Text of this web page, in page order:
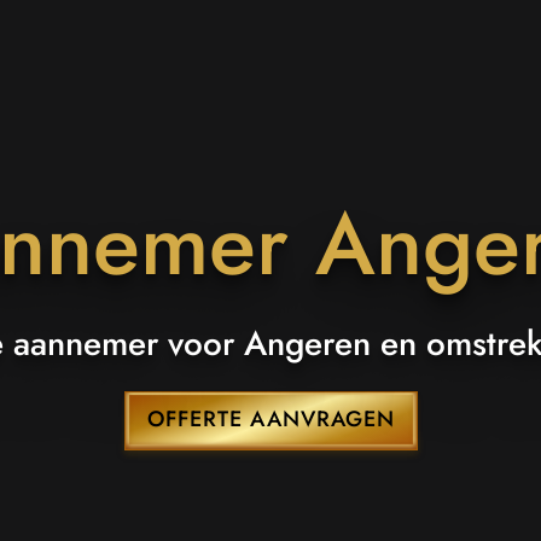
aannemer voor Angeren en
OFFERTE AANVRAGEN
De aannemer voor Angeren
OFFERTE AANVRAGEN